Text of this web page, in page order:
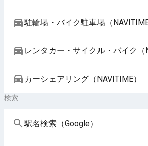
駐輪場・バイク駐車場（NAVITIME
レンタカー・サイクル・バイク（
カーシェアリング（NAVITIME）
検索
駅名検索（Google）